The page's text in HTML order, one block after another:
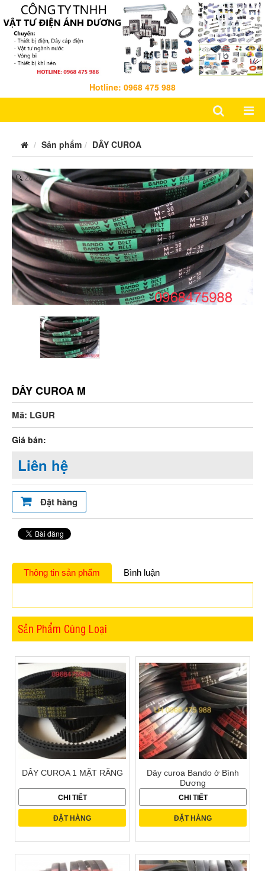
Hotline: 0968 475 988
Sản phẩm DÂY CUROA
Zoom
DÂY CUROA M
Mã: LGUR
Giá bán:
Liên hệ
Đặt hàng
Thông tin sản phẩm Bình luận
Sản Phẩm Cùng Loại
DÂY CUROA 1 MẶT RĂNG
CHI TIẾT
ĐẶT HÀNG
Dây curoa Bando ở Bình
Dương
CHI TIẾT
ĐẶT HÀNG